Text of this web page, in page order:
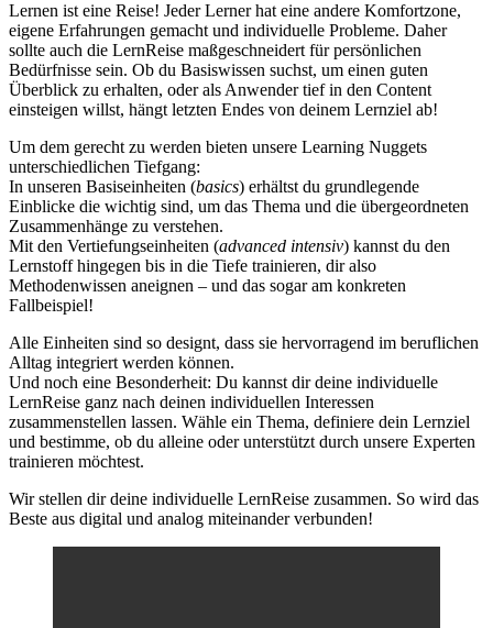
Lernen ist eine Reise! Jeder Lerner hat eine andere Komfortzone,
eigene Erfahrungen gemacht und individuelle Probleme. Daher
sollte auch die LernReise maßgeschneidert für persönlichen
Bedürfnisse sein. Ob du Basiswissen suchst, um einen guten
Überblick zu erhalten, oder als Anwender tief in den Content
einsteigen willst, hängt letzten Endes von deinem Lernziel ab!
Um dem gerecht zu werden bieten unsere Learning Nuggets
unterschiedlichen Tiefgang:
In unseren Basiseinheiten (basics) erhältst du grundlegende
Einblicke die wichtig sind, um das Thema und die übergeordneten
Zusammenhänge zu verstehen.
Mit den Vertiefungseinheiten (advanced intensiv) kannst du den
Lernstoff hingegen bis in die Tiefe trainieren, dir also
Methodenwissen aneignen – und das sogar am konkreten
Fallbeispiel!
Alle Einheiten sind so designt, dass sie hervorragend im beruflichen
Alltag integriert werden können.
Und noch eine Besonderheit: Du kannst dir deine individuelle
LernReise ganz nach deinen individuellen Interessen
zusammenstellen lassen. Wähle ein Thema, definiere dein Lernziel
und bestimme, ob du alleine oder unterstützt durch unsere Experten
trainieren möchtest.
Wir stellen dir deine individuelle LernReise zusammen. So wird das
Beste aus digital und analog miteinander verbunden!